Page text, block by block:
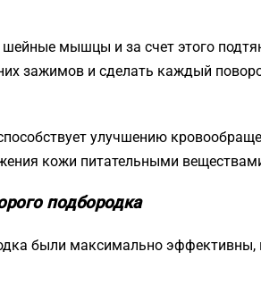
мышцы и за счет этого
зажимов и сделать каждый
улучшению
кожи питательными
подбородка
были максимально эффективны,